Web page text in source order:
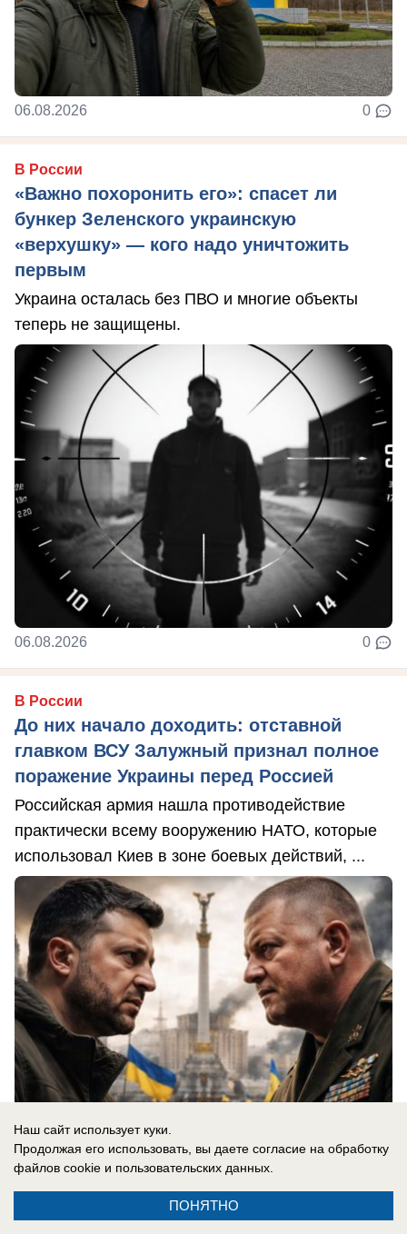
06.08.2026 0
В России
«Важно похоронить его»: спасет ли
бункер Зеленского украинскую
«верхушку» — кого надо уничтожить
первым
Украина осталась без ПВО и многие объекты
теперь не защищены.
06.08.2026 0
В России
До них начало доходить: отставной
главком ВСУ Залужный признал полное
поражение Украины перед Россией
Российская армия нашла противодействие
практически всему вооружению НАТО, которые
использовал Киев в зоне боевых действий, ...
06.08.2026
Наш сайт использует куки.
Продолжая его использовать, вы даете согласие на обработку
файлов cookie и пользовательских данных.
ПОНЯТНО